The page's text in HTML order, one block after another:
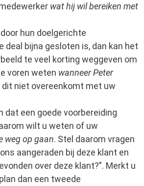
wat hij wil bereiken met
hun doelgerichte
deal bijna gesloten is, dan kan het
te veel korting weggeven om
voren weten wanneer Peter
dit niet overeenkomt met uw
dat een goede voorbereiding
wilt u weten of uw
weg op gaan. Stel daarom vragen
aangeraden bij deze klant en
over deze klant?”. Merkt u
dan een tweede